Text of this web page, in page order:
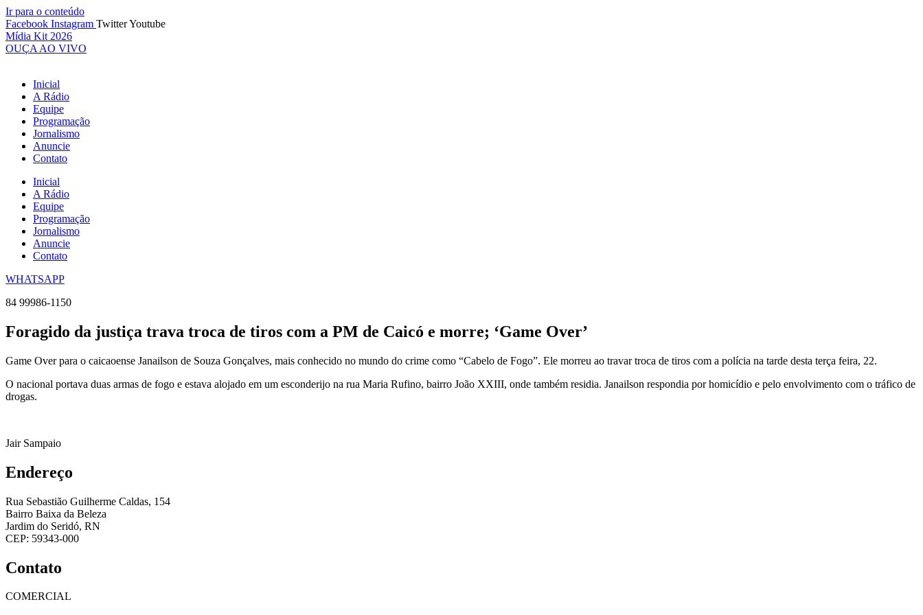
Ir para o conteúdo
Facebook Instagram TwitterYoutube
Mídia Kit 2026
OUÇA AO VIVO
Inicial
A Rádio
Equipe
Programação
Jornalismo
Anuncie
Contato
Inicial
A Rádio
Equipe
Programação
Jornalismo
Anuncie
Contato
WHATSAPP
84 99986-1150
Foragido da justiça trava troca de tiros com a PM de Caicó e morre; ‘Game Over’
Game Over para o caicaoense Janailson de Souza Gonçalves, mais conhecido no mundo do crime como “Cabelo de Fogo”. Ele morreu ao travar troca de tiros com a polícia na tarde desta terça feira, 22.
O nacional portava duas armas de fogo e estava alojado em um esconderijo na rua Maria Rufino, bairro João XXIII, onde também residia. Janailson respondia por homicídio e pelo envolvimento com o tráfico de
drogas.
Jair Sampaio
Endereço
Rua Sebastião Guilherme Caldas, 154
Bairro Baixa da Beleza
Jardim do Seridó, RN
CEP: 59343-000
Contato
COMERCIAL